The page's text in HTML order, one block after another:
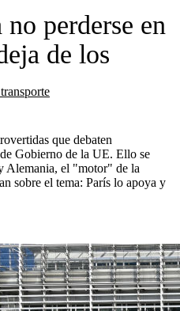
perderse en
de los
que debaten
Gobierno de la UE. Ello se
Alemania, el "motor" de la
sobre el tema: París lo apoya y